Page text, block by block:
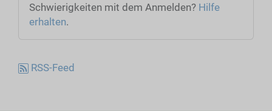
Schwierigkeiten mit dem Anmelden? Hilfe
erhalten.
RSS-Feed